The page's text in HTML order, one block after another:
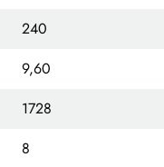
240
9,60
1728
8